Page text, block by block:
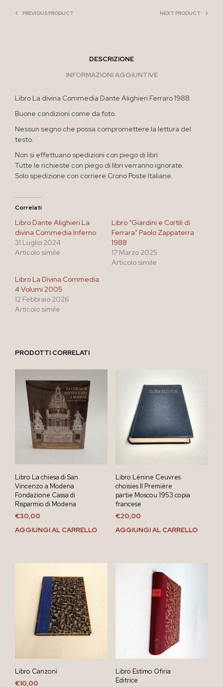
PREVIOUS PRODUCT NEXT PRODUCT
DESCRIZIONE
INFORMAZIONI AGGIUNTIVE
Libro La divina Commedia Dante Alighieri Ferraro 1988
Buone condizioni come da foto.
Nessun segno che possa compromettere la lettura del
testo.
Non si effettuano spedizioni con piego di libri.
Tutte le richieste con piego di libri verranno ignorate.
Solo spedizione con corriere Crono Poste Italiane.
Correlati
Libro Dante Alighieri La
divina Commedia Inferno
31 Luglio 2024
Articolo simile
Libro “Giardini e Cortili di
Ferrara” Paolo Zappaterra
1988
17 Marzo 2025
Articolo simile
Libro La Divina Commedia
4 Volumi 2005
12 Febbraio 2026
Articolo simile
PRODOTTI CORRELATI
Libro La chiesa di San
Vincenzo a Modena
Fondazione Cassa di
Risparmio di Modena
€30,00
AGGIUNGI AL CARRELLO
Libro Lénine Ceuvres
choisies II Première
partie Moscou 1953 copia
francese
€20,00
AGGIUNGI AL CARRELLO
Libro Canzoni
€10,00
Libro Estimo Ofiria
Editrice